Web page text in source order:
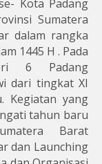
Kota Padang
Sumatera
dalam rangka
1445 H . Pada
6 Padang
dari tingkat XI
Kegiatan yang
tahun baru
Barat
dan Launching